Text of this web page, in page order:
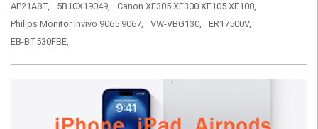
AP21A8T,
5B10X19049,
Canon XF305 XF300 XF105 XF100,
Philips Monitor Invivo 9065 9067,
VW-VBG130,
ER17500V,
EB-BT530FBE,